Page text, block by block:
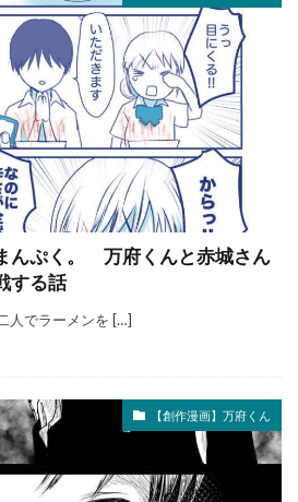
んぷく。 万府くんと赤城さん
する話
人でラーメンを […]
【創作漫画】万府くん